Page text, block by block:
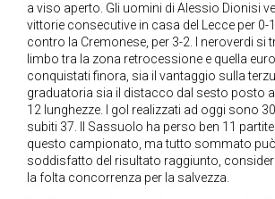
a viso aperto. Gli uomini di Alessio Dionisi
vittorie consecutive in casa del Lecce per 0-
contro la Cremonese, per 3-2. I neroverdi si
limbo tra la zona retrocessione e quella
conquistati finora, sia il vantaggio sulla
graduatoria sia il distacco dal sesto posto
12 lunghezze. I gol realizzati ad oggi sono
subiti 37. Il Sassuolo ha perso ben 11
questo campionato, ma tutto sommato
soddisfatto del risultato raggiunto,
la folta concorrenza per la salvezza.